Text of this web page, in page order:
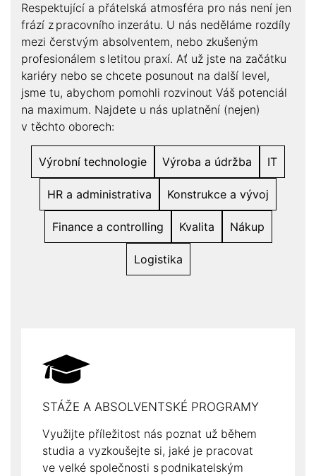
Respektující a přátelská atmosféra pro nás není jen
frází z pracovního inzerátu. U nás neděláme rozdíly
mezi čerstvým absolventem, nebo zkušeným
profesionálem s letitou praxí. Ať už jste na začátku
kariéry nebo se chcete posunout na další level,
jsme tu, abychom pomohli rozvinout Váš potenciál
na maximum. Najdete u nás uplatnění (nejen)
v těchto oborech:
Výrobní technologie Výroba a údržba IT
HR a administrativa Konstrukce a vývoj
Finance a controlling Kvalita Nákup
Logistika
STÁŽE A ABSOLVENTSKÉ PROGRAMY
Využijte příležitost nás poznat už během
studia a vyzkoušejte si, jaké je pracovat
ve velké společnosti s podnikatelským